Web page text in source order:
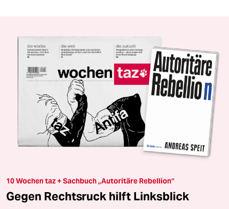
10 Wochen taz + Sachbuch „Autoritäre Rebellion“
Gegen Rechtsruck hilft Linksblick